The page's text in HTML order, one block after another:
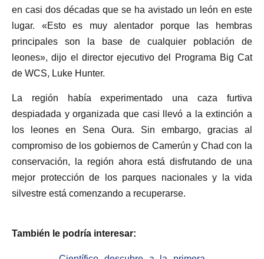
en casi dos décadas que se ha avistado un león en este
lugar. «Esto es muy alentador porque las hembras
principales son la base de cualquier población de
leones», dijo el director ejecutivo del Programa Big Cat
de WCS, Luke Hunter.
La región había experimentado una caza furtiva
despiadada y organizada que casi llevó a la extinción a
los leones en Sena Oura. Sin embargo, gracias al
compromiso de los gobiernos de Camerún y Chad con la
conservación, la región ahora está disfrutando de una
mejor protección de los parques nacionales y la vida
silvestre está comenzando a recuperarse.
También le podría interesar: